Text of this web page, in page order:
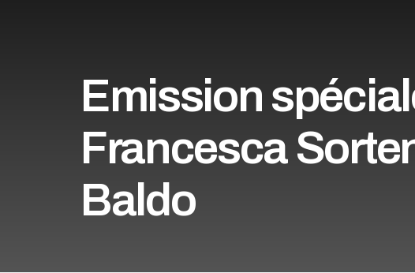
Emission
Francesca
Baldo